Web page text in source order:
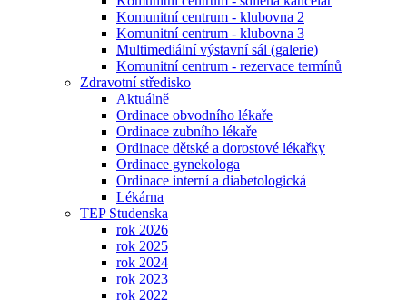
Komunitní centrum - klubovna 2
Komunitní centrum - klubovna 3
Multimediální výstavní sál (galerie)
Komunitní centrum - rezervace termínů
Zdravotní středisko
Aktuálně
Ordinace obvodního lékaře
Ordinace zubního lékaře
Ordinace dětské a dorostové lékařky
Ordinace gynekologa
Ordinace interní a diabetologická
Lékárna
TEP Studenska
rok 2026
rok 2025
rok 2024
rok 2023
rok 2022